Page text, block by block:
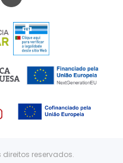
direitos reservados.